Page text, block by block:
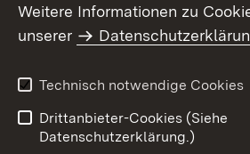
Benutzungshinweise
Weitere Informationen zu
unserer
Technisch notwendige Cookies
Drittanbieter-Cookies (Siehe
Datenschutzerklärung.)